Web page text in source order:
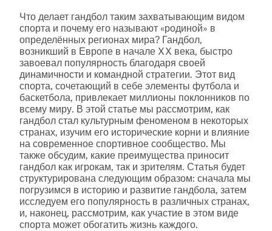
Что делает гандбол таким захватывающим видом
спорта и почему его называют «родиной» в
определённых регионах мира? Гандбол,
возникший в Европе в начале XX века, быстро
завоевал популярность благодаря своей
динамичности и командной стратегии. Этот вид
спорта, сочетающий в себе элементы футбола и
баскетбола, привлекает миллионы поклонников по
всему миру. В этой статье мы рассмотрим, как
гандбол стал культурным феноменом в некоторых
странах, изучим его исторические корни и влияние
на современное спортивное сообщество. Мы
также обсудим, какие преимущества приносит
гандбол как игрокам, так и зрителям. Статья будет
структурирована следующим образом: сначала мы
погрузимся в историю и развитие гандбола, затем
исследуем его популярность в различных странах,
и, наконец, рассмотрим, как участие в этом виде
спорта может обогатить жизнь каждого.